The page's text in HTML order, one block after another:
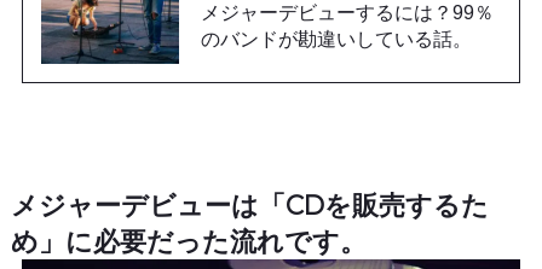
メジャーデビューするには？99％
のバンドが勘違いしている話。
メジャーデビューは「CDを販売するた
め」に必要だった流れです。